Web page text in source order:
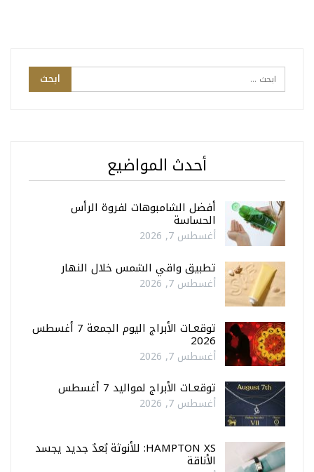
أحدث المواضيع
أفضل الشامبوهات لفروة الرأس
الحساسة
أغسطس 7, 2026
تطبيق واقي الشمس خلال النهار
أغسطس 7, 2026
توقعـات الأبراج اليوم الجمعة 7 أغسطس
2026
أغسطس 7, 2026
توقعـات الأبراج لمواليد 7 أغسطس
أغسطس 7, 2026
HAMPTON XS: للأنوثة بُعدٌ جديد يجسد
الأناقة